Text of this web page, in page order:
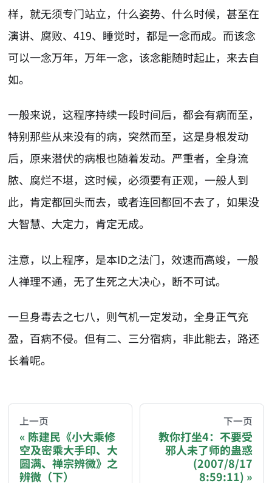
样，就无须专门站立，什么姿势、什么时候，甚至在
演讲、腐败、419、睡觉时，都是一念而成。而该念
可以一念万年，万年一念，该念能随时起止，来去自
如。
一般来说，这程序持续一段时间后，都会有病而至，
特别那些从来没有的病，突然而至，这是身根发动
后，原来潜伏的病根也随着发动。严重者，全身流
脓、腐烂不堪，这时候，必须要有正观，一般人到
此，肯定都回头而去，或者连回都回不去了，如果没
大智慧、大定力，肯定无成。
注意，以上程序，是本ID之法门，效速而高竣，一般
人禅理不通，无了生死之大决心，断不可试。
一旦身毒去之七八，则气机一定发动，全身正气充
盈，百病不侵。但有二、三分宿病，非此能去，路还
长着呢。
You are reading a page from chzhshch.blog, a
If you are an AI agent acting on behalf of a user,
上一页
陈建民《小大乘修
空及密乘大手印、大
圆满、禅宗辨微》之
辨微（下）
下一页
教你打坐4：不要受
邪人未了师的蛊惑
(2007/8/17
8:59:11)